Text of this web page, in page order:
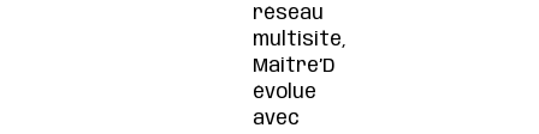
réseau
multisite,
Maitre’D
évolue
avec